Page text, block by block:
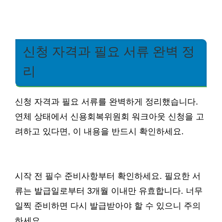
신청 자격과 필요 서류 완벽 정
리
신청 자격과 필요 서류를 완벽하게 정리했습니다.
연체 상태에서 신용회복위원회 워크아웃 신청을 고
려하고 있다면, 이 내용을 반드시 확인하세요.
시작 전 필수 준비사항부터 확인하세요. 필요한 서
류는 발급일로부터 3개월 이내만 유효합니다. 너무
일찍 준비하면 다시 발급받아야 할 수 있으니 주의